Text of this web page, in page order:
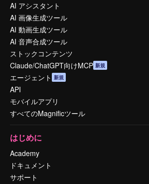
AI アシスタント
AI 画像生成ツール
AI 動画生成ツール
AI 音声合成ツール
ストックコンテンツ
Claude/ChatGPT向けMCP 新規
エージェント 新規
API
モバイルアプリ
すべてのMagnificツール
はじめに
Academy
ドキュメント
サポート